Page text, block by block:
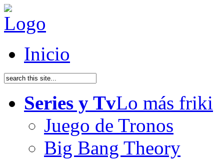
Inicio
Series y TvLo más friki
Juego de Tronos
Big Bang Theory